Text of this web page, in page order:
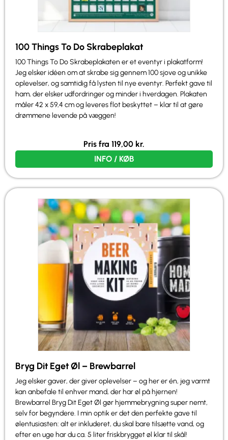
100 Things To Do Skrabeplakat
100 Things To Do Skrabeplakaten er et eventyr i plakatform!
Jeg elsker idéen om at skrabe sig gennem 100 sjove og unikke
oplevelser, og samtidig få lysten til nye eventyr. Perfekt gave til
ham, der elsker udfordringer og minder i hverdagen. Plakaten
måler 42 x 59,4 cm og leveres flot beskyttet – klar til at gøre
drømmene levende på væggen!
Pris fra 119,00 kr.
INFO / KØB
Bryg Dit Eget Øl – Brewbarrel
Jeg elsker gaver, der giver oplevelser – og her er én, jeg varmt
kan anbefale til enhver mand, der har øl på hjernen!
Brewbarrel Bryg Dit Eget Øl gør hjemmebrygning super nemt,
selv for begyndere. I min optik er det den perfekte gave til
ølentusiasten: alt er inkluderet, du skal bare tilsætte vand, og
efter en uge har du ca. 5 liter friskbrygget øl klar til skål!